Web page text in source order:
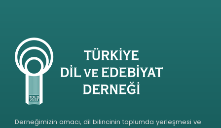
Derneğimizin amacı, dil bilincinin toplumda yerleşmesi ve